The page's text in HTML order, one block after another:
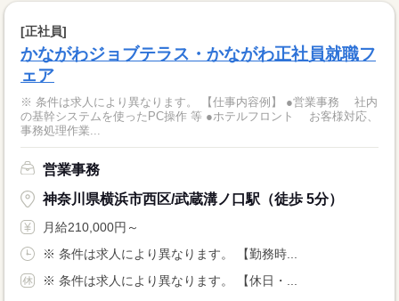
[正社員]
かながわジョブテラス・かながわ正社員就職フ
ェア
※ 条件は求人により異なります。 【仕事内容例】 ●営業事務 社内
の基幹システムを使ったPC操作 等 ●ホテルフロント お客様対応、
事務処理作業...
営業事務
神奈川県横浜市西区/武蔵溝ノ口駅（徒歩 5分）
月給210,000円～
※ 条件は求人により異なります。 【勤務時...
※ 条件は求人により異なります。 【休日・...